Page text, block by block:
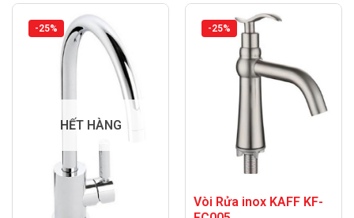
-25%
HẾT HÀNG
-25%
Vòi Rửa inox KAFF KF-